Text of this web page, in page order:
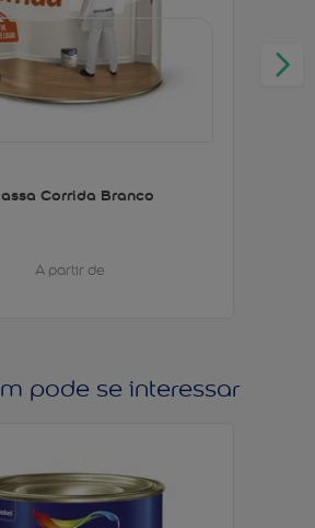
Corrida Branco
A partir de
pode se interessar